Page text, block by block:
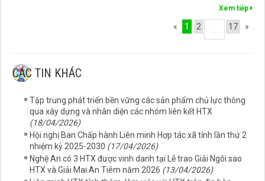
Xem tiếp
« 1 2 17 »
CÁC TIN KHÁC
Tập trung phát triển bền vững các sản phẩm chủ lực thông
qua xây dựng và nhân diện các nhóm liên kết HTX
(18/04/2026)
Hội nghị Ban Chấp hành Liên minh Hợp tác xã tỉnh lần thứ 2
nhiệm kỳ 2025-2030 (17/04/2026)
Nghệ An có 3 HTX được vinh danh tại Lễ trao Giải Ngôi sao
HTX và Giải Mai An Tiêm năm 2026 (13/04/2026)